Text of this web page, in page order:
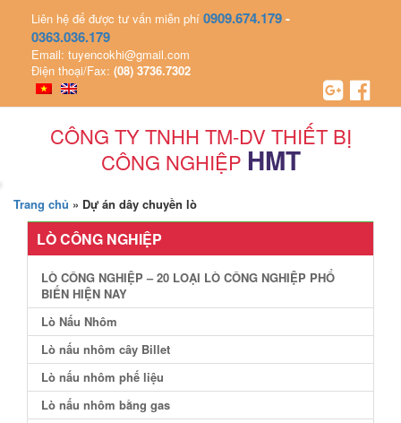
Liên hệ để được tư vấn miễn phí 0909.674.179-
0363.036.179
Email: tuyencokhi@gmail.com
Điện thoại/Fax: (08) 3736.7302
CÔNG TY TNHH TM-DV THIẾT BỊ
CÔNG NGHIỆP HMT
Trang chủ » Dự án dây chuyền lò
LÒ CÔNG NGHIỆP
LÒ CÔNG NGHIỆP – 20 LOẠI LÒ CÔNG NGHIỆP PHỔ
BIẾN HIỆN NAY
Lò Nấu Nhôm
Lò nấu nhôm cây Billet
Lò nấu nhôm phế liệu
Lò nấu nhôm bằng gas